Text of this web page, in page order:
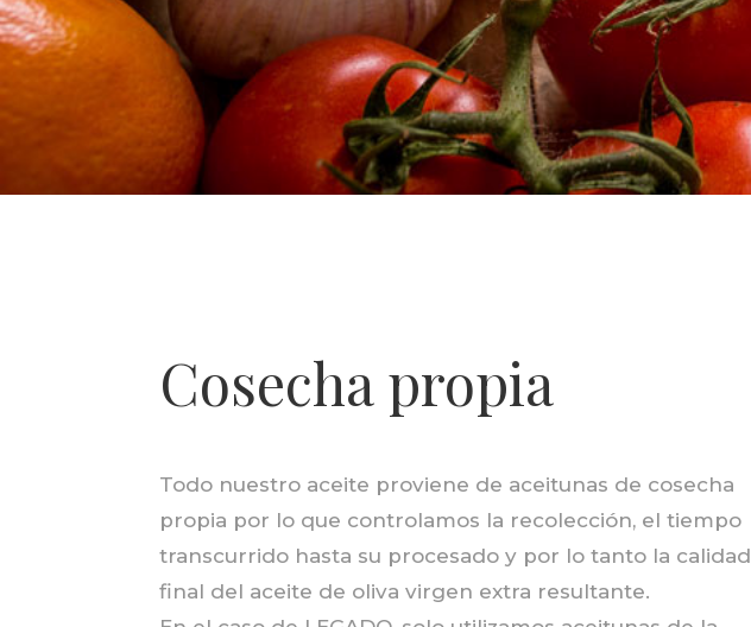
Cosecha propia
Todo nuestro aceite proviene de aceitunas de cosecha
propia por lo que controlamos la recolección, el tiempo
transcurrido hasta su procesado y por lo tanto la calidad
final del aceite de oliva virgen extra resultante.